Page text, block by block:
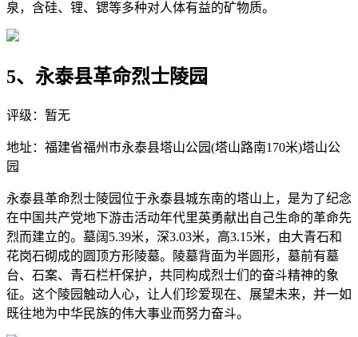
泉，含硅、锂、锶等多种对人体有益的矿物质。
5、永泰县革命烈士陵园
评级：暂无
地址：福建省福州市永泰县塔山公园(塔山路南170米)塔山公
园
永泰县革命烈士陵园位于永泰县城东南的塔山上，是为了纪念
在中国共产党地下游击活动年代里英勇献出自己生命的革命先
烈而建立的。墓阔5.39米，深3.03米，高3.15米，由大青石和
花岗石砌成的圆顶方形陵墓。陵墓背面为半圆形，墓前有墓
台、石案、青石栏杆保护，共同构成烈士们的奋斗精神的象
征。这个陵园触动人心，让人们珍爱现在、展望未来，并一如
既往地为中华民族的伟大事业而努力奋斗。